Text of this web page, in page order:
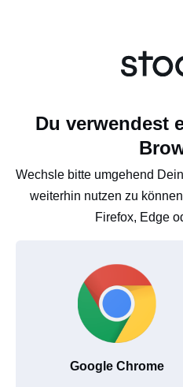
Du verwendest
Wechsle bitte umgehend
weiterhin nutzen zu
Firefox, Edge
Google Chrome